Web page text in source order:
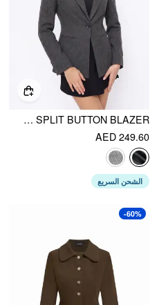
NOTCHED COLLAR TIE BACK SPLIT BUTTON BLAZER
AED 249.60
الشحن السريع
-60%